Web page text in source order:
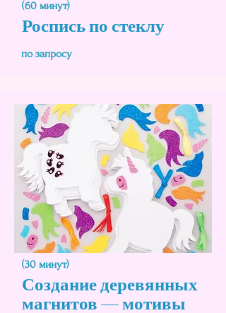
(60 минут)
Роспись по стеклу
по запросу
(30 минут)
Создание деревянных
магнитов — мотивы